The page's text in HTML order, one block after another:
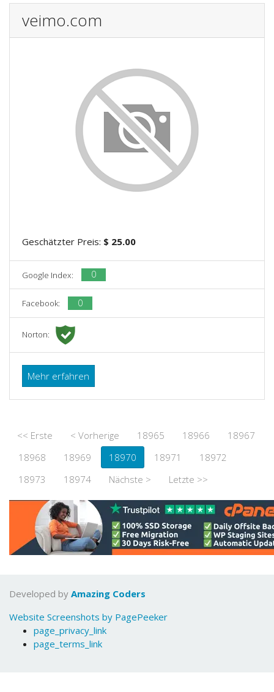
veimo.com
Geschätzter Preis: $ 25.00
Google Index: 0
Facebook: 0
Norton:
Mehr erfahren
<< Erste < Vorherige 18965 18966
18967
18968
18969 18970 18971
18972
18973
18974 Nächste > Letzte >>
Developed by Amazing Coders
Website Screenshots by PagePeeker
page_privacy_link
page_terms_link